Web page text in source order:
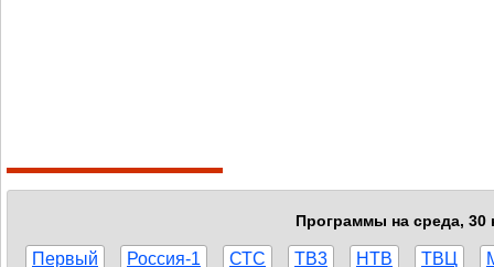
Программы на среда, 30
Первый Россия-1 СТС ТВ3 НТВ ТВЦ